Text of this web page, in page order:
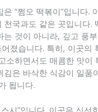
“쩜오 떡볶이”입니다.
천국과도 같은 곳입니다.
는 것이 아니라, 깊고 풍
졌습니다. 특히, 이곳의
소하면서도 매콤한 맛이
김은 바삭한 식감이 일품
됩니다.